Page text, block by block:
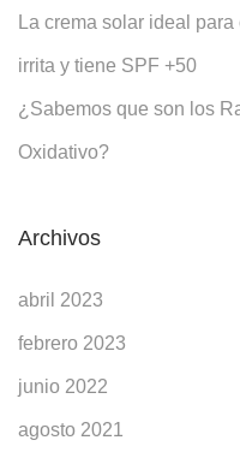
La crema solar ideal
irrita y tiene SPF +50
¿Sabemos que son los
Oxidativo?
Archivos
abril 2023
febrero 2023
junio 2022
agosto 2021